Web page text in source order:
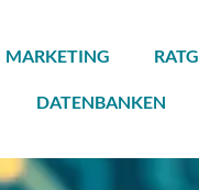
MARKETING
DATENBANKEN